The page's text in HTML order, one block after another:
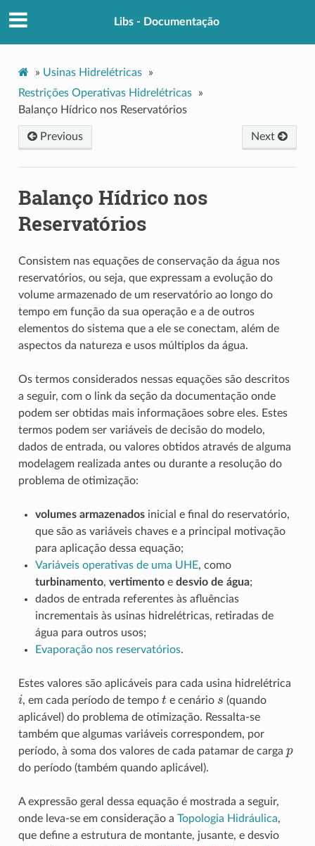
Libs - Documentação
» Usinas Hidrelétricas
»
Restrições Operativas Hidrelétricas
»
Balanço Hídrico nos Reservatórios
Next
Previous
Balanço Hídrico nos
Reservatórios
Consistem nas equações de conservação da água nos
reservatórios, ou seja, que expressam a evolução do
volume armazenado de um reservatório ao longo do
tempo em função da sua operação e a de outros
elementos do sistema que a ele se conectam, além de
aspectos da natureza e usos múltiplos da água.
Os termos considerados nessas equações são descritos
a seguir, com o link da seção da documentação onde
podem ser obtidas mais informaçãoes sobre eles. Estes
termos podem ser variáveis de decisão do modelo,
dados de entrada, ou valores obtidos através de alguma
modelagem realizada antes ou durante a resolução do
problema de otimização:
volumes armazenadosinicial e final do reservatório,
que são as variáveis chaves e a principal motivação
para aplicação dessa equação;
Variáveis operativas de uma UHE, como
turbinamento, vertimentoe desvio de água;
dados de entrada referentes às afluências
incrementais às usinas hidrelétricas, retiradas de
água para outros usos;
Evaporação nos reservatórios.
Estes valores são aplicáveis para cada usina hidrelétrica
i, em cada período de tempot e cenário
(quando
aplicável) do problema de otimização. Ressalta-se
também que algumas variáveis correspondem, por
período, à soma dos valores de cada patamar de carga
do período (também quando aplicável).
A expressão geral dessa equação é mostrada a seguir,
onde leva-se em consideração a Topologia Hidráulica,
que define a estrutura de montante, jusante, e desvio